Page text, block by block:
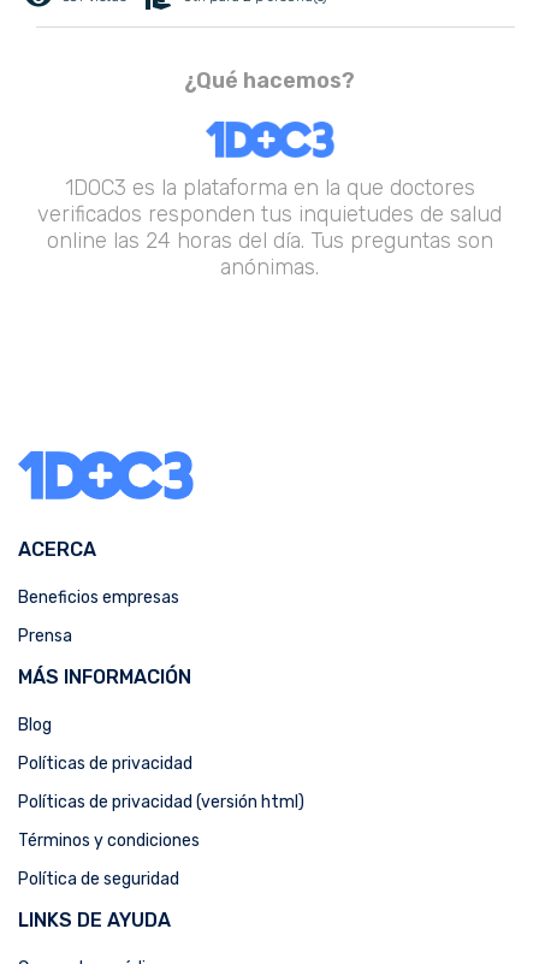
¿Qué hacemos?
1DOC3 es la plataforma en la que doctores
verificados responden tus inquietudes de salud
online las 24 horas del día. Tus preguntas son
anónimas.
ACERCA
Beneficios empresas
Prensa
MÁS INFORMACIÓN
Blog
Políticas de privacidad
Políticas de privacidad (versión html)
Términos y condiciones
Política de seguridad
LINKS DE AYUDA